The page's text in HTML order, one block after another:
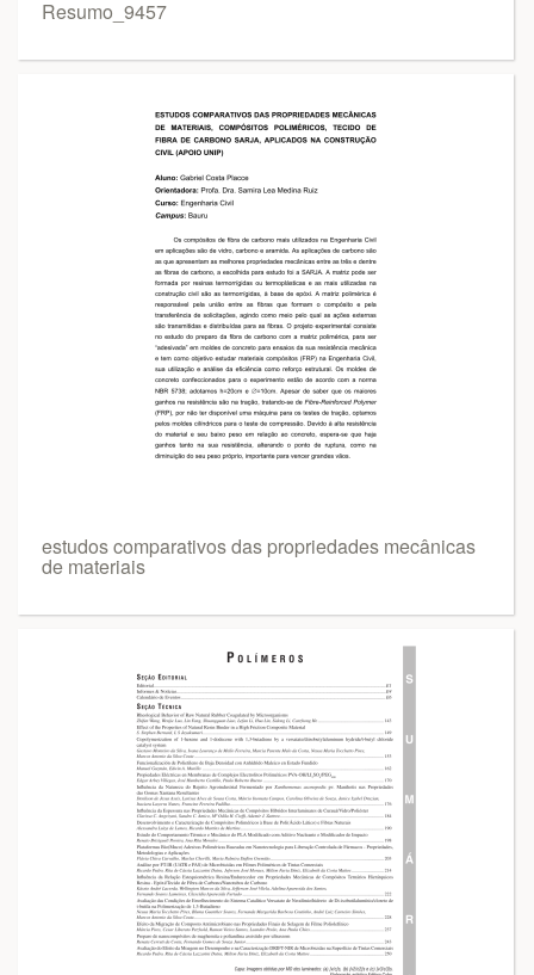
Resumo_9457
estudos comparativos das propriedades mecânicas
de materiais